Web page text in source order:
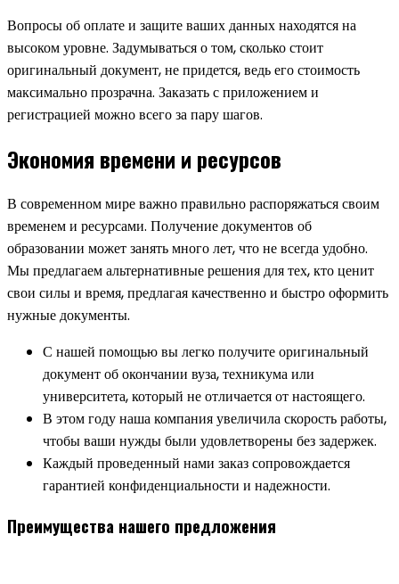
Вопросы об оплате и защите ваших данных находятся на
высоком уровне. Задумываться о том, сколько стоит
оригинальный документ, не придется, ведь его стоимость
максимально прозрачна. Заказать с приложением и
регистрацией можно всего за пару шагов.
Экономия времени и ресурсов
В современном мире важно правильно распоряжаться своим
временем и ресурсами. Получение документов об
образовании может занять много лет, что не всегда удобно.
Мы предлагаем альтернативные решения для тех, кто ценит
свои силы и время, предлагая качественно и быстро оформить
нужные документы.
С нашей помощью вы легко получите оригинальный
документ об окончании вуза, техникума или
университета, который не отличается от настоящего.
В этом году наша компания увеличила скорость работы,
чтобы ваши нужды были удовлетворены без задержек.
Каждый проведенный нами заказ сопровождается
гарантией конфиденциальности и надежности.
Преимущества нашего предложения